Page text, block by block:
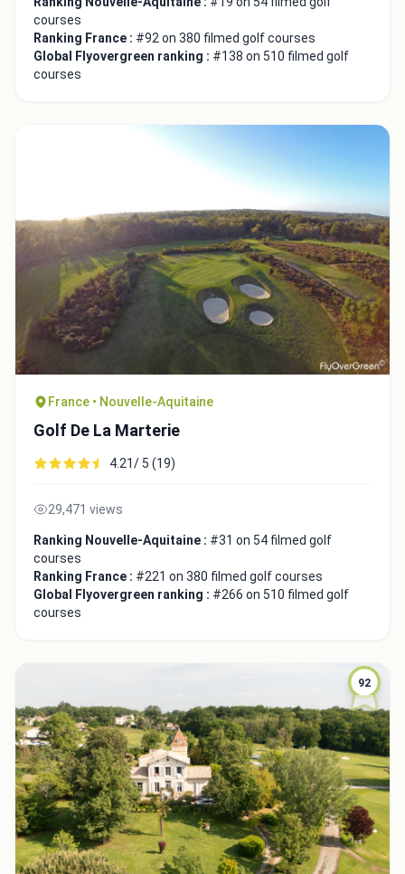
courses
Ranking France : #92 on 380 filmed golf courses
Global Flyovergreen ranking : #138 on 510 filmed golf
courses
France • Nouvelle-Aquitaine
Golf De La Marterie
4.21/ 5 (19)
29,471 views
Ranking Nouvelle-Aquitaine : #31 on 54 filmed golf
courses
Ranking France : #221 on 380 filmed golf courses
Global Flyovergreen ranking : #266 on 510 filmed golf
courses
92